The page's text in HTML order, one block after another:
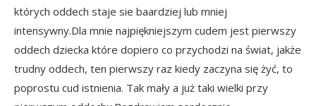
których oddech staje sie baardziej lub mniej
intensywny.Dla mnie najpiękniejszym cudem jest pierwszy
oddech dziecka które dopiero co przychodzi na świat, jakże
trudny oddech, ten pierwszy raz kiedy zaczyna się żyć, to
poprostu cud istnienia. Tak mały a już taki wielki przy